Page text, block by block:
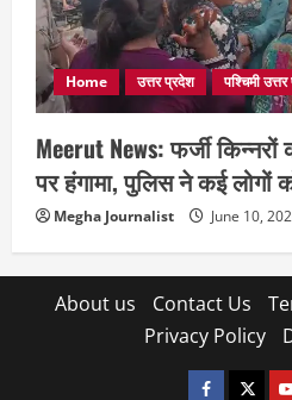
Home उत्तर प्रदेश पश्चिमी
Meerut News: फर्जी
पर हंगामा, पुलिस ने कई लोगों
Megha Journalist June 10,
About us Contact Us
Privacy Policy
facebook